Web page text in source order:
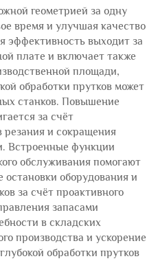
геометрией за одну
время и улучшая качество
эффективность выходит за
плате и включает также
площади,
обработки прутков может
станков. Повышение
за счёт
и сокращения
Встроенные функции
обслуживания помогают
оборудования и
за счёт проактивного
запасами
в складских
производства и ускорение
обработки прутков